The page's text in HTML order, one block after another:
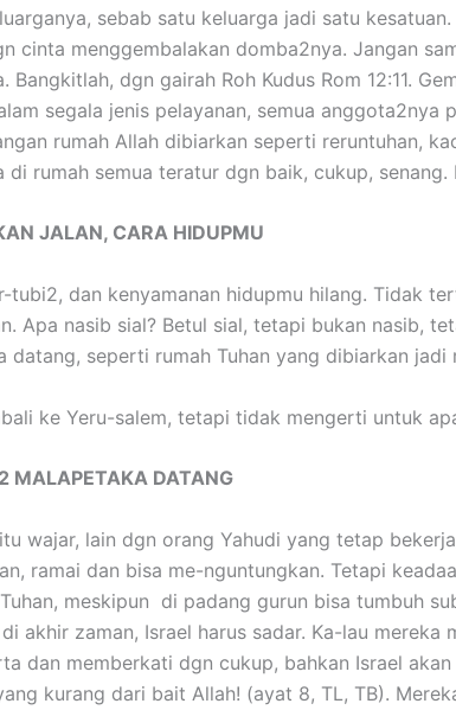
sebab satu keluarga jadi satu
cinta menggembalakan domba2nya. Jangan
Bangkitlah, dgn gairah Roh Kudus Rom 12:11.
segala jenis pelayanan, semua
rumah Allah dibiarkan seperti reruntuhan,
di rumah semua teratur dgn baik, cukup,
JALAN, CARA HIDUPMU
tubi2, dan kenyamanan hidupmu hilang. Tidak
Apa nasib sial? Betul sial, tetapi bukan nasib,
datang, seperti rumah Tuhan yang dibiarkan
ke Yeru-salem, tetapi tidak mengerti untuk
MALAPETAKA DATANG
wajar, lain dgn orang Yahudi yang tetap
ramai dan bisa me-nguntungkan. Tetapi
meskipun di padang gurun bisa tumbuh
akhir zaman, Israel harus sadar. Ka-lau
dan memberkati dgn cukup, bahkan Israel
kurang dari bait Allah! (ayat 8, TL, TB).